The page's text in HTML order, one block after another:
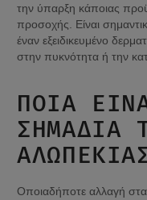
την ύπαρξη κάποιας
προσοχής. Είναι
έναν εξειδικευμένο
στην πυκνότητα ή την
ΠΟΙΑ
ΣΗΜΆΔΙΑ
Οποιαδήποτε αλλαγή